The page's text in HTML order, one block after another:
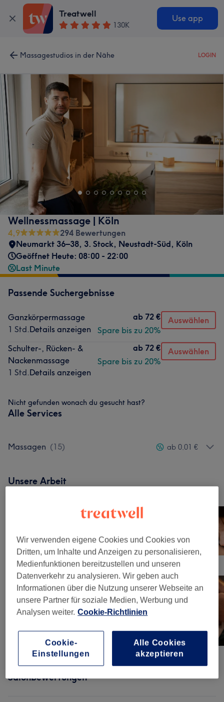
Treatwell
130K
Use app
Massagestudios in der Nähe LOGIN
Wellnessmassage | Köln
4,9
294 Bewertungen
Neumarkt 36–38, 3. Stock, Neustadt-Süd, Köln
Geöffnet Heute: 08:00 - 22:00
Last Minute
Passende Suchergebnisse
Ganzkörpermassage
1 Std.Details anzeigen
ab 72 €
Spare bis zu 20%
Auswählen
Schulter-, Rücken- &
Nackenmassage
1 Std.Details anzeigen
ab 72 €
Spare bis zu 20%
Auswählen
Nicht gefunden wonach du gesucht hast?
Alle Services
Massagen (15) ab 0,01 €
Unsere Arbeit
Salonbewertungen
Wir verwenden eigene Cookies und Cookies von
Dritten, um Inhalte und Anzeigen zu personalisieren,
Medienfunktionen bereitzustellen und unseren
Datenverkehr zu analysieren. Wir geben auch
Informationen über die Nutzung unserer Webseite an
unsere Partner für soziale Medien, Werbung und
Analysen weiter. Cookie-Richtlinien
Cookie-
Einstellungen
Alle Cookies
akzeptieren